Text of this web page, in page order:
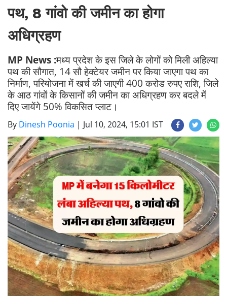
पथ, 8 गांवो की जमीन का होगा
अधिग्रहण
MP News :मध्य प्रदेश के इस जिले के लोगों को मिली अहिल्या
पथ की सौगात, 14 सौ हेक्टेयर जमीन पर किया जाएगा पथ का
निर्माण, परियोजना में खर्च की जाएगी 400 करोड रुपए राशि, जिले
के आठ गांवों के किसानों की जमीन का अधिग्रहण कर बदले में
दिए जायेंगे 50% विकसित प्लाट।
By Dinesh Poonia | Jul 10, 2024, 15:01 IST